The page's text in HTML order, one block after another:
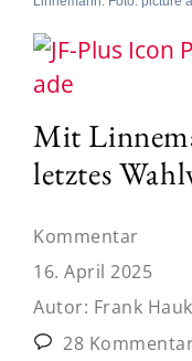
ade
Mit
letztes
Kommentar
16. April 2025
Autor: Frank
28